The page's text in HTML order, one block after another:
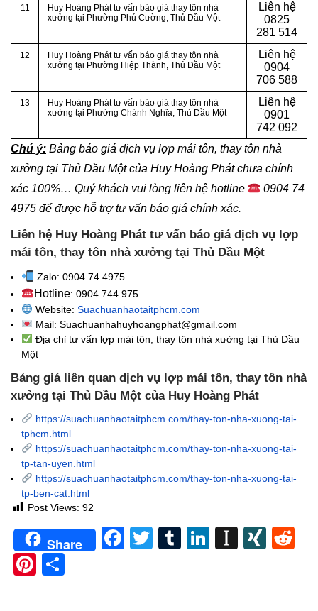
11
Huy Hoàng Phát tư vấn báo giá thay tôn nhà
xưởng tại Phường Phú Cường, Thủ Dầu Một
Liên hệ
0825
281 514
12
Huy Hoàng Phát tư vấn báo giá thay tôn nhà
xưởng tại Phường Hiệp Thành, Thủ Dầu Một
Liên hệ
0904
706 588
13
Huy Hoàng Phát tư vấn báo giá thay tôn nhà
xưởng tại Phường Chánh Nghĩa, Thủ Dầu Một
Liên hệ
0901
742 092
Chú ý: Bảng báo giá dịch vụ lợp mái tôn, thay tôn nhà
xưởng tại Thủ Dầu Một của Huy Hoàng Phát chưa chính
xác 100%… Quý khách vui lòng liên hệ hotline
0904 74
4975 để được hỗ trợ tư vấn báo giá chính xác.
Liên hệ Huy Hoàng Phát tư vấn báo giá dịch vụ lợp
mái tôn, thay tôn nhà xưởng tại Thủ Dầu Một
Zalo: 0904 74 4975
Hotline: 0904 744 975
Website: Suachuanhaotaitphcm.com
Mail: Suachuanhahuyhoangphat@gmail.com
Địa chỉ tư vấn lợp mái tôn, thay tôn nhà xưởng tại Thủ Dầu
Một
Bảng giá liên quan dịch vụ lợp mái tôn, thay tôn nhà
xưởng tại Thủ Dầu Một của Huy Hoàng Phát
https://suachuanhaotaitphcm.com/thay-ton-nha-xuong-tai-
tphcm.html
https://suachuanhaotaitphcm.com/thay-ton-nha-xuong-tai-
tp-tan-uyen.html
https://suachuanhaotaitphcm.com/thay-ton-nha-xuong-tai-
tp-ben-cat.html
Post Views: 92
Share Facebook
TwitterTumblrLinkedIn
Pinterest